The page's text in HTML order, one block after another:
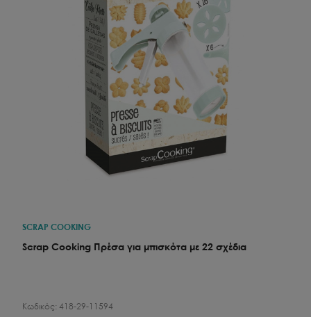
SCRAP COOKING
Scrap Cooking Πρέσα για μπισκότα με 22 σχέδια
Κωδικός: 418-29-11594